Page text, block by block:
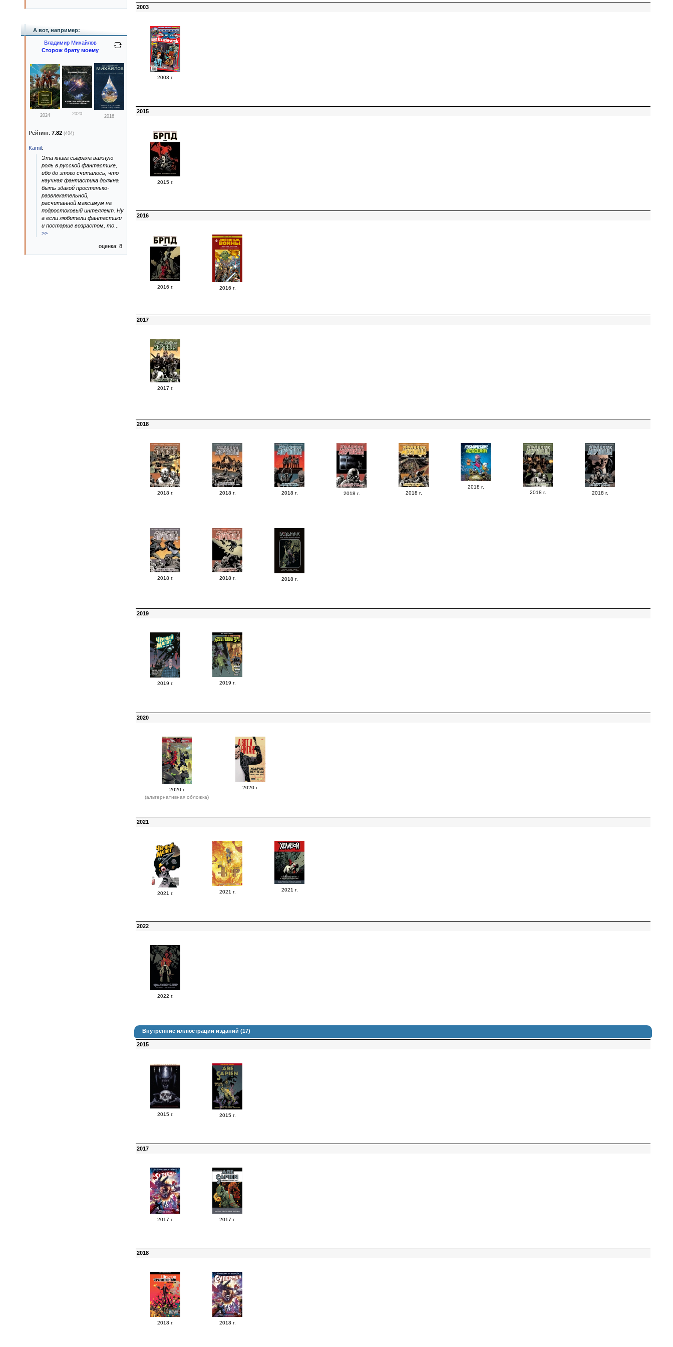
2003
2003 г.
2015
2015 г.
2016
2016 г. 2016 г.
2017
2017 г.
2018
2018 г. 2018 г. 2018 г. 2018 г. 2018 г.
2018 г.
2018 г.
2018 г.
2018 г. 2018 г. 2018 г.
2019
2019 г. 2019 г.
2020
2020 г
(альтернативная обложка)
2020 г.
2021
2021 г. 2021 г. 2021 г.
2022
2022 г.
Внутренние иллюстрации изданий (17)
2015
2015 г. 2015 г.
2017
2017 г. 2017 г.
2018
2018 г. 2018 г.
А вот, например:
Владимир Михайлов
Сторож брату моему
2024 2020 2016
Рейтинг: 7.82 (404)
Kamil:
Эта книга сыграла важную
роль в русской фантастике,
ибо до этого считалось, что
научная фантастика должна
быть эдакой простенько-
развлекательной,
расчитанной максимум на
подростоковый интеллект. Ну
а если любители фантастики
и постарше возрастом, то
>>
оценка: 8